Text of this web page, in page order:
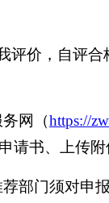
评价，自评
网（https://
请书、上传
部门须对申